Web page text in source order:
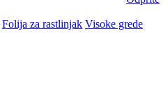
Folija za rastlinjak Visoke grede